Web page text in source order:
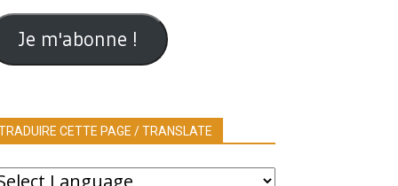
Je m'abonne !
CETTE PAGE / TRANSLATE